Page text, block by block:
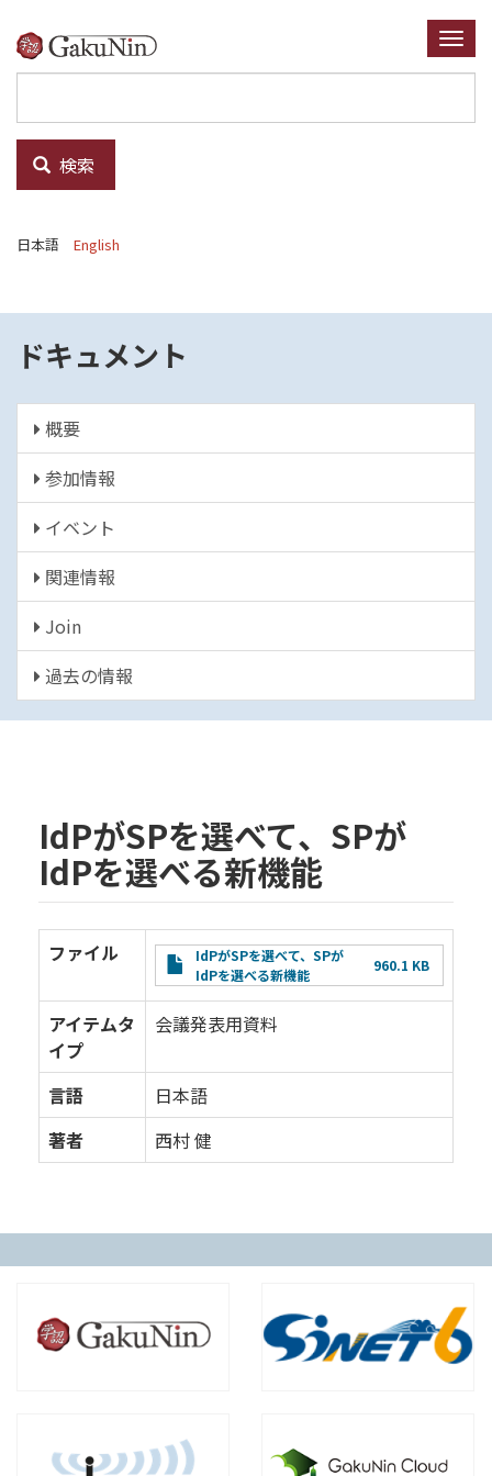
イ
ン
ン
テ
ツ
検索
日本語 English
ドキュメント
概要
参加情報
イベント
関連情報
Join
過去の情報
IdPがSPを選べて、SPが
IdPを選べる新機能
ファイル File
IdPがSPを選べて、SPが
IdPを選べる新機能
960.1 KB
アイテムタ
イプ
会議発表用資料
言語
日本語
著者
西村 健